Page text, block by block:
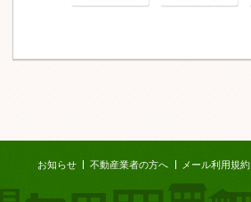
お知らせ 不動産業者の方へ メール利用規約